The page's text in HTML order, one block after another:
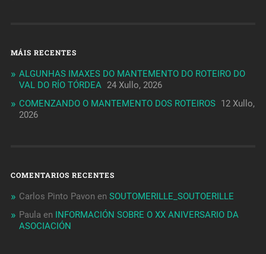
MÁIS RECENTES
ALGUNHAS IMAXES DO MANTEMENTO DO ROTEIRO DO
VAL DO RÍO TÓRDEA 24 Xullo, 2026
COMENZANDO O MANTEMENTO DOS ROTEIROS 12 Xullo,
2026
COMENTARIOS RECENTES
Carlos Pinto Pavon en SOUTOMERILLE_SOUTOERILLE
Paula en INFORMACIÓN SOBRE O XX ANIVERSARIO DA
ASOCIACIÓN